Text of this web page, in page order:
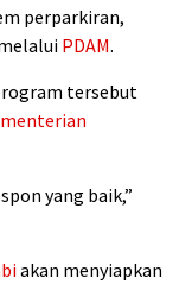
perparkiran,
PDAM.
tersebut
yang baik,”
akan menyiapkan